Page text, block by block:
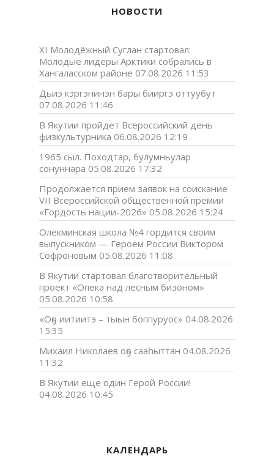
НОВОСТИ
XI Молодёжный Суглан стартовал:
Молодые лидеры Арктики собрались в
Хангаласском районе 07.08.2026 11:53
Дьиэ кэргэнинэн бары бииргэ оттуубут
07.08.2026 11:46
В Якутии пройдет Всероссийский день
физкультурника 06.08.2026 12:19
1965 сыл. Походтар, булумньулар
сонуннара 05.08.2026 17:32
Продолжается прием заявок на соискание
VII Всероссийской общественной премии
«Гордость нации-2026» 05.08.2026 15:24
Олекминская школа №4 гордится своим
выпускником — Героем России Виктором
Софроновым 05.08.2026 11:08
В Якутии стартовал благотворительный
проект «Опека над лесным бизоном»
05.08.2026 10:58
«Оҕо иитиитэ – тыын боппуруос» 04.08.2026
15:35
Михаил Николаев оҕо сааһыттан 04.08.2026
11:32
В Якутии еще один Герой России!
04.08.2026 10:45
КАЛЕНДАРЬ